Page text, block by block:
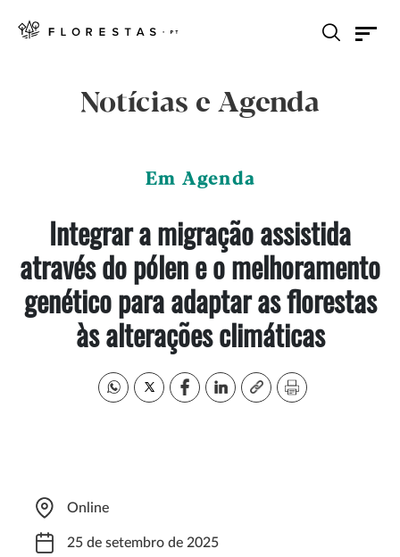
Notícias e Agenda
Em Agenda
Integrar a migração assistida
através do pólen e o melhoramento
genético para adaptar as florestas
às alterações climáticas
Online
25 de setembro de 2025